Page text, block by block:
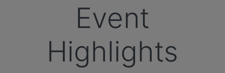
Event
Highlights